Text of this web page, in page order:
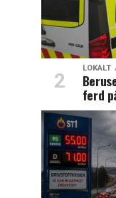
LOKALT
ferd